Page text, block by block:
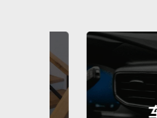
车载系统